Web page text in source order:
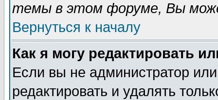
темы в этом форуме, Вы
Вернуться к началу
Как я могу редактировать
Если вы не администратор
редактировать и удалять